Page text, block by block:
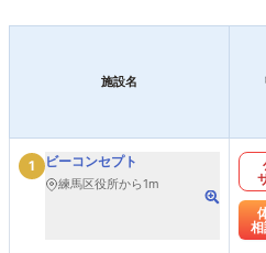
施設名
1 ビーコンセプト
練馬区役所から1m